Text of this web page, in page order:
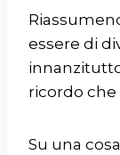
essere di
ricordo che
Su una